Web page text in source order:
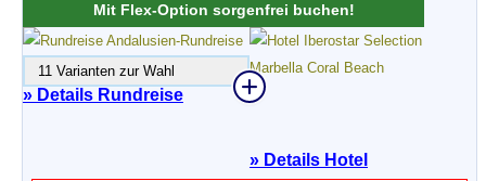
Mit Flex-Option sorgenfrei buchen!
» Details Rundreise
11 Varianten zur Wahl
» Details Hotel